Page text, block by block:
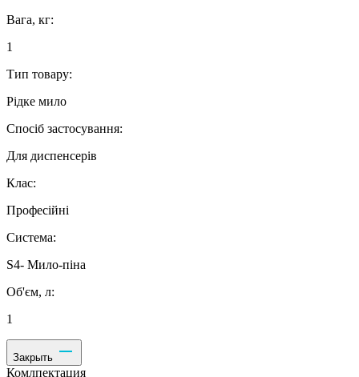
Вага, кг:
1
Тип товару:
Рідке мило
Спосіб застосування:
Для диспенсерів
Клас:
Професійні
Система:
S4- Мило-піна
Об'єм, л:
1
Закрыть
Комлпектация